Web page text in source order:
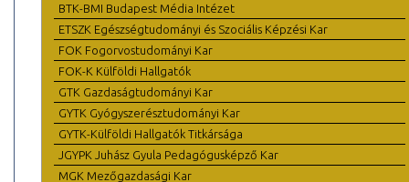
BTK-BMI Budapest Média Intézet
ETSZK Egészségtudományi és Szociális Képzési Kar
FOK Fogorvostudományi Kar
FOK-K Külföldi Hallgatók
GTK Gazdaságtudományi Kar
GYTK Gyógyszerésztudományi Kar
GYTK-Külföldi Hallgatók Titkársága
JGYPK Juhász Gyula Pedagógusképző Kar
MGK Mezőgazdasági Kar